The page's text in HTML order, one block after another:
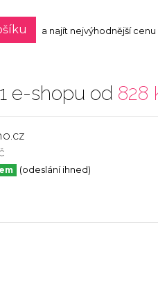
a najít nejvýhodnější
e-shopu od 828
(odeslání ihned)